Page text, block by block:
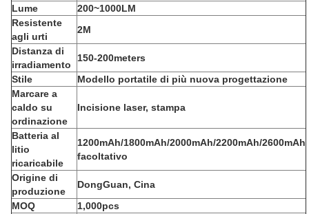
Lume
200~1000LM
Resistente
agli urti
2M
Distanza di
irradiamento
150-200meters
Stile
Modello portatile di più nuova progettazione
Marcare a
caldo su
ordinazione
Incisione laser, stampa
Batteria al
litio
ricaricabile
1200mAh/1800mAh/2000mAh/2200mAh/2600mAh
facoltativo
Origine di
produzione
DongGuan, Cina
MOQ
1,000pcs